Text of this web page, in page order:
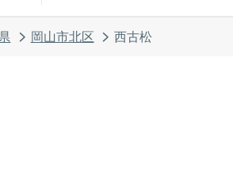
岡山市北区 西古松